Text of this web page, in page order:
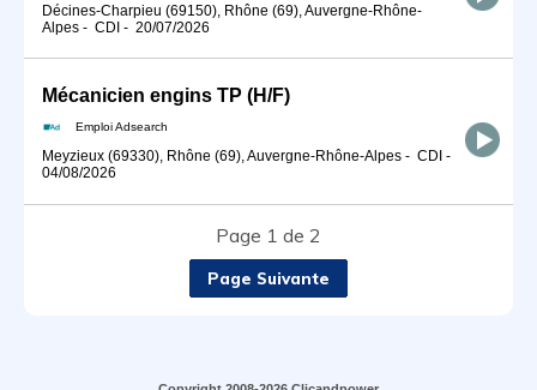
Décines-Charpieu (69150), Rhône (69), Auvergne-Rhône-
Alpes - CDI - 20/07/2026
Mécanicien engins TP (H/F)
Emploi Adsearch
Meyzieux (69330), Rhône (69), Auvergne-Rhône-Alpes - CDI -
04/08/2026
Page 1 de 2
Page Suivante